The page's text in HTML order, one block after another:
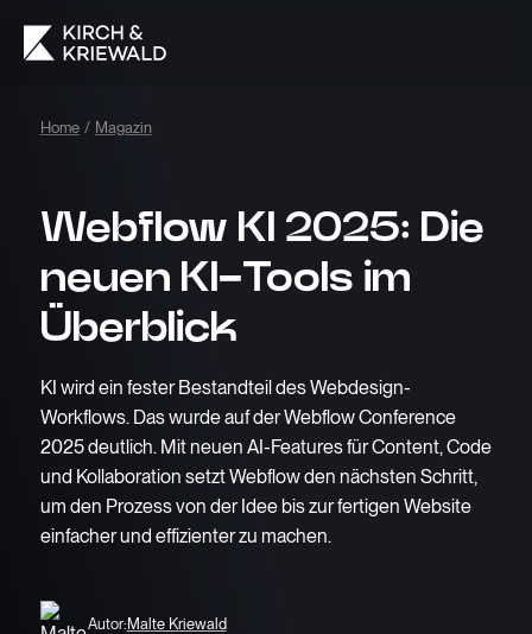
Home / Magazin
Webflow KI 2025: Die
neuen KI-Tools im
Überblick
KI wird ein fester Bestandteil des Webdesign-
Workflows. Das wurde auf der Webflow Conference
2025 deutlich. Mit neuen AI-Features für Content, Code
und Kollaboration setzt Webflow den nächsten Schritt,
um den Prozess von der Idee bis zur fertigen Website
einfacher und effizienter zu machen.
Autor: Malte Kriewald